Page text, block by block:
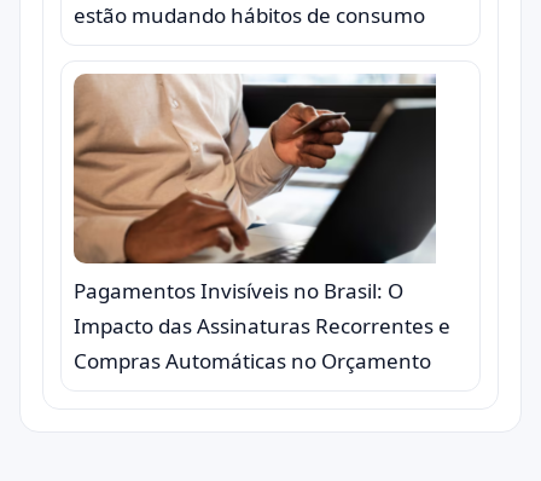
estão mudando hábitos de consumo
Pagamentos Invisíveis no Brasil: O
Impacto das Assinaturas Recorrentes e
Compras Automáticas no Orçamento